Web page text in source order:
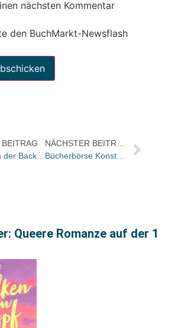
nächsten Kommentar
den BuchMarkt-Newsflash
Die Perlen der Backlist
Queere Romanze auf der 1